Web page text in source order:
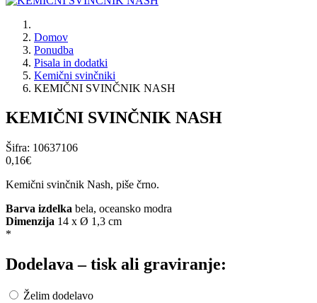
Domov
Ponudba
Pisala in dodatki
Kemični svinčniki
KEMIČNI SVINČNIK NASH
KEMIČNI SVINČNIK NASH
Šifra: 10637106
0,16‎€
Kemični svinčnik Nash, piše črno.
Barva izdelka bela, oceansko modra
Dimenzija 14 x Ø 1,3 cm
*
Dodelava – tisk ali graviranje:
Želim dodelavo